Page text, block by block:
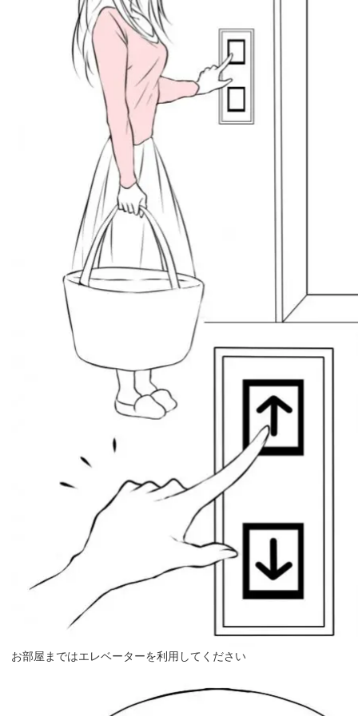
お部屋まではエレベーターを利用してください